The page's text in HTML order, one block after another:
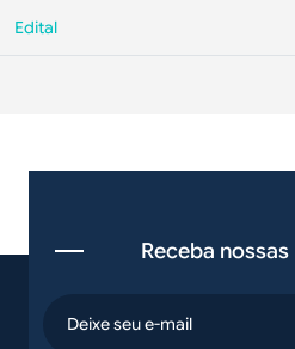
Edital
Receba
email